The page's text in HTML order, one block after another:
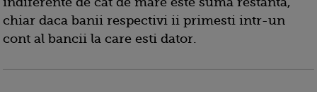
chiar daca banii respectivi ii primesti intr-un
cont al bancii la care esti dator.